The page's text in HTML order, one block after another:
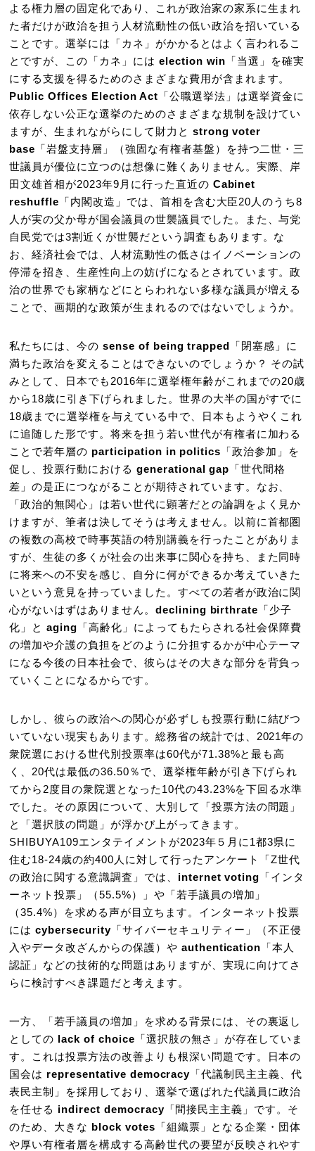
よる権力層の固定化であり、これが政治家の家系に生まれ
た者だけが政治を担う人材流動性の低い政治を招いている
ことです。選挙には「カネ」がかかるとはよく言われるこ
とですが、この「カネ」には election win 「当選」を確実
にする支援を得るためのさまざまな費用が含まれます。
Public Offices Election Act 「公職選挙法」は選挙資金に
依存しない公正な選挙のためのさまざまな規制を設けてい
ますが、生まれながらにして財力と strong voter
base 「岩盤支持層」（強固な有権者基盤）を持つ二世・三
世議員が優位に立つのは想像に難くありません。実際、岸
田文雄首相が2023年9月に行った直近の Cabinet
reshuffle 「内閣改造」では、首相を含む大臣20人のうち8
人が実の父か母が国会議員の世襲議員でした。また、与党
自民党では3割近くが世襲だという調査もあります。な
お、経済社会では、人材流動性の低さはイノベーションの
停滞を招き、生産性向上の妨げになるとされています。政
治の世界でも家柄などにとらわれない多様な議員が増える
ことで、画期的な政策が生まれるのではないでしょうか。
私たちには、今のsense of being trapped 「閉塞感」に
満ちた政治を変えることはできないのでしょうか？ その試
みとして、日本でも2016年に選挙権年齢がこれまでの20歳
から18歳に引き下げられました。世界の大半の国がすでに
18歳までに選挙権を与えている中で、日本もようやくこれ
に追随した形です。将来を担う若い世代が有権者に加わる
ことで若年層の participation in politics 「政治参加」を
促し、投票行動における generational gap 「世代間格
差」の是正につながることが期待されています。なお、
「政治的無関心」は若い世代に顕著だとの論調をよく見か
けますが、筆者は決してそうは考えません。以前に首都圏
の複数の高校で時事英語の特別講義を行ったことがありま
すが、生徒の多くが社会の出来事に関心を持ち、また同時
に将来への不安を感じ、自分に何ができるか考えていきた
いという意見を持っていました。すべての若者が政治に関
心がないはずはありません。 declining birthrate 「少子
化」とaging 「高齢化」によってもたらされる社会保障費
の増加や介護の負担をどのように分担するかが中心テーマ
になる今後の日本社会で、彼らはその大きな部分を背負っ
ていくことになるからです。
しかし、彼らの政治への関心が必ずしも投票行動に結びつ
いていない現実もあります。総務省の統計では、2021年の
衆院選における世代別投票率は60代が71.38%と最も高
く、20代は最低の36.50％で、選挙権年齢が引き下げられ
てから2度目の衆院選となった10代の43.23%を下回る水準
でした。その原因について、大別して「投票方法の問題」
と「選択肢の問題」が浮かび上がってきます。
SHIBUYA109エンタテイメントが2023年５月に1都3県に
住む18-24歳の約400人に対して行ったアンケート「Z世代
の政治に関する意識調査」では、 internet voting 「インタ
ーネット投票」（55.5%）」や「若手議員の増加」
（35.4%）を求める声が目立ちます。インターネット投票
にはcybersecurity「サイバーセキュリティー」（不正侵
入やデータ改ざんからの保護）や authentication 「本人
認証」などの技術的な問題はありますが、実現に向けてさ
らに検討すべき課題だと考えます。
一方、「若手議員の増加」を求める背景には、その裏返し
としての lack of choice 「選択肢の無さ」が存在していま
す。これは投票方法の改善よりも根深い問題です。日本の
国会は representative democracy 「代議制民主主義、代
表民主制」を採用しており、選挙で選ばれた代議員に政治
を任せる indirect democracy「間接民主主義」です。そ
のため、大きな block votes 「組織票」となる企業・団体
や厚い有権者層を構成する高齢世代の要望が反映されやす